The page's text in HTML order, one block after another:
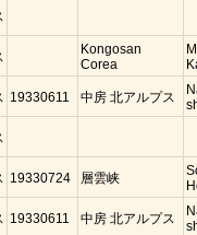
Kongosan
Corea
19330611 中房 北アルプス
19330724 層雲峡
19330611 中房 北アルプス